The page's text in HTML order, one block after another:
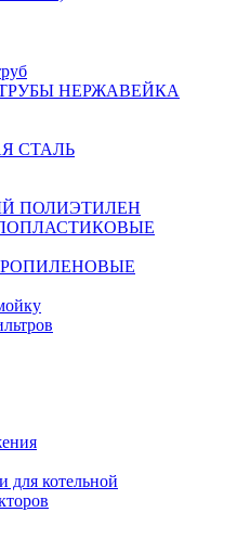
НЕРЖАВЕЙКА
СТАЛЬ
ПОЛИЭТИЛЕН
для котельной